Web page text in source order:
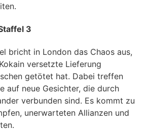
3
bricht in London das Chaos aus,
versetzte Lieferung
getötet hat. Dabei treffen
auf neue Gesichter, die durch
verbunden sind. Es kommt zu
unerwarteten Allianzen und